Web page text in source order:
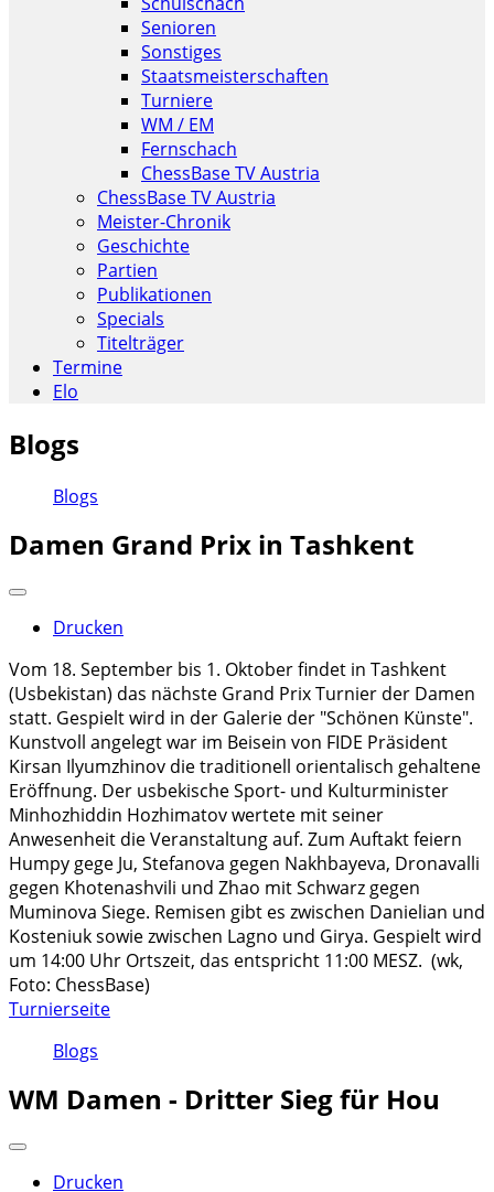
Senioren
Sonstiges
Staatsmeisterschaften
Turniere
WM / EM
Fernschach
ChessBase TV Austria
ChessBase TV Austria
Meister-Chronik
Geschichte
Partien
Publikationen
Specials
Titelträger
Termine
Elo
Blogs
Blogs
Damen Grand Prix in Tashkent
Drucken
Vom 18. September bis 1. Oktober findet in Tashkent
(Usbekistan) das nächste Grand Prix Turnier der Damen
statt. Gespielt wird in der Galerie der "Schönen Künste".
Kunstvoll angelegt war im Beisein von FIDE Präsident
Kirsan Ilyumzhinov die traditionell orientalisch gehaltene
Eröffnung. Der usbekische Sport- und Kulturminister
Minhozhiddin Hozhimatov wertete mit seiner
Anwesenheit die Veranstaltung auf. Zum Auftakt feiern
Humpy gege Ju, Stefanova gegen Nakhbayeva, Dronavalli
gegen Khotenashvili und Zhao mit Schwarz gegen
Muminova Siege. Remisen gibt es zwischen Danielian und
Kosteniuk sowie zwischen Lagno und Girya. Gespielt wird
um 14:00 Uhr Ortszeit, das entspricht 11:00 MESZ. (wk,
Foto: ChessBase)
Turnierseite
Blogs
WM Damen - Dritter Sieg für Hou
Drucken